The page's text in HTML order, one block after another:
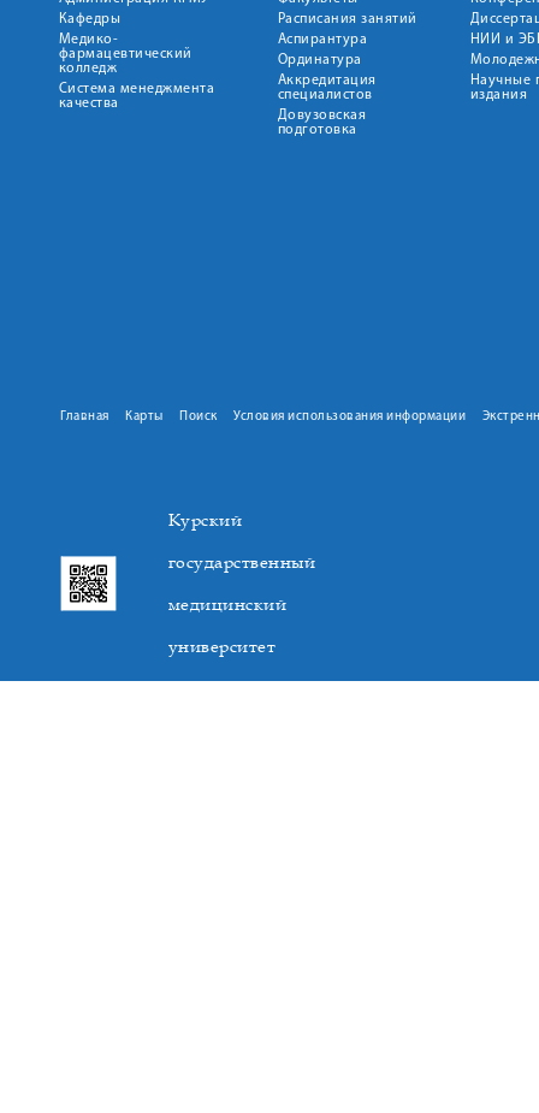
Кафедры
Медико-
фармацевтический
колледж
Система менеджмента
качества
Расписания занятий
Аспирантура
Ординатура
Аккредитация
специалистов
Довузовская
подготовка
НИИ и
Научные
издания
Главная Карты Поиск Условия использования информации
Курский
государственный
медицинский
университет